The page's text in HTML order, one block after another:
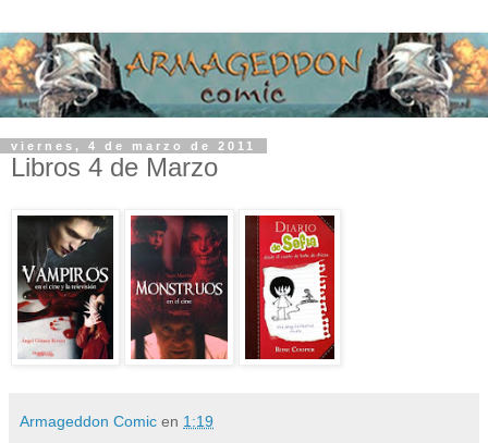
viernes, 4 de marzo de 2011
Libros 4 de Marzo
Armageddon Comic en 1:19